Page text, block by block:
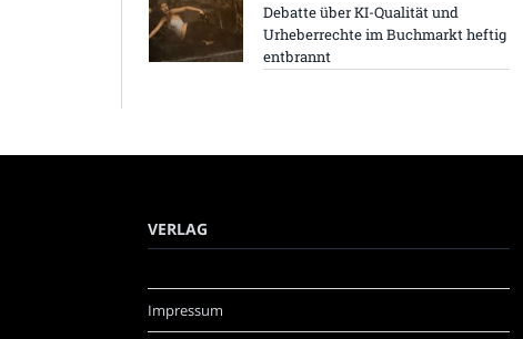
Debatte über KI-Qualität und
Urheberrechte im Buchmarkt heftig
entbrannt
VERLAG
Impressum